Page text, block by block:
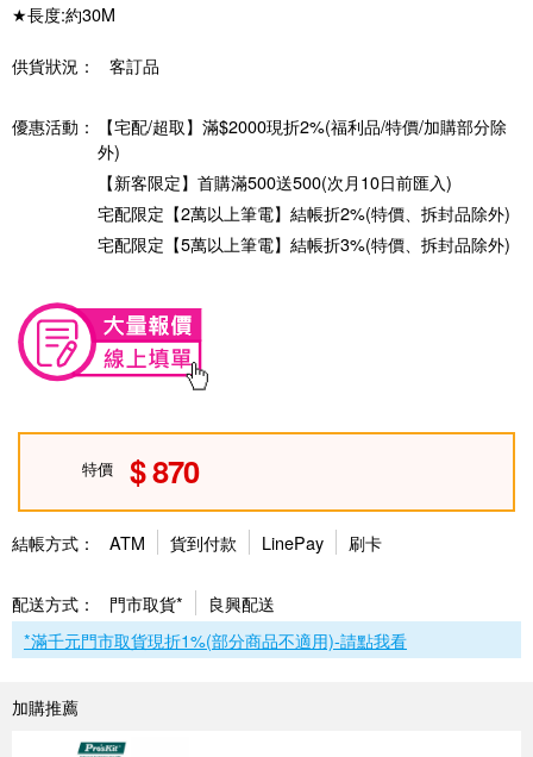
★長度:約30M
供貨狀況： 客訂品
優惠活動：
【宅配/超取】滿$2000現折2%(福利品/特價/加購部分除
外)
【新客限定】首購滿500送500(次月10日前匯入)
宅配限定【2萬以上筆電】結帳折2%(特價、拆封品除外)
宅配限定【5萬以上筆電】結帳折3%(特價、拆封品除外)
特價 870
結帳方式： ATM 貨到付款 LinePay 刷卡
配送方式： 門市取貨*
良興配送
*滿千元門市取貨現折1%(部分商品不適用)-請點我看
加購推薦